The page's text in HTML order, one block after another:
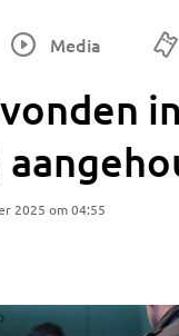
Media
2025 om 04:55